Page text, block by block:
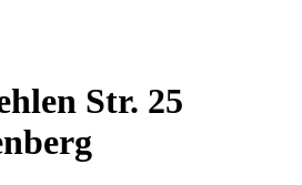
Str. 25